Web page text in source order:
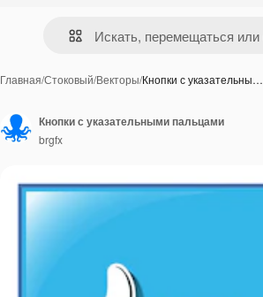
Главная/Стоковый/Векторы/Кнопки с указательны…
Кнопки с указательными пальцами
brgfx